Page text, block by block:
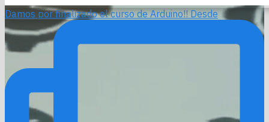
Damos por finalizado el curso de Arduino!! Desde